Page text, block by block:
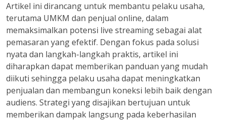
Artikel ini dirancang untuk membantu pelaku usaha,
terutama UMKM dan penjual online, dalam
memaksimalkan potensi live streaming sebagai alat
pemasaran yang efektif. Dengan fokus pada solusi
nyata dan langkah-langkah praktis, artikel ini
diharapkan dapat memberikan panduan yang mudah
diikuti sehingga pelaku usaha dapat meningkatkan
penjualan dan membangun koneksi lebih baik dengan
audiens. Strategi yang disajikan bertujuan untuk
memberikan dampak langsung pada keberhasilan